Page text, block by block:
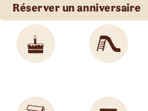
Réserver un anniversaire